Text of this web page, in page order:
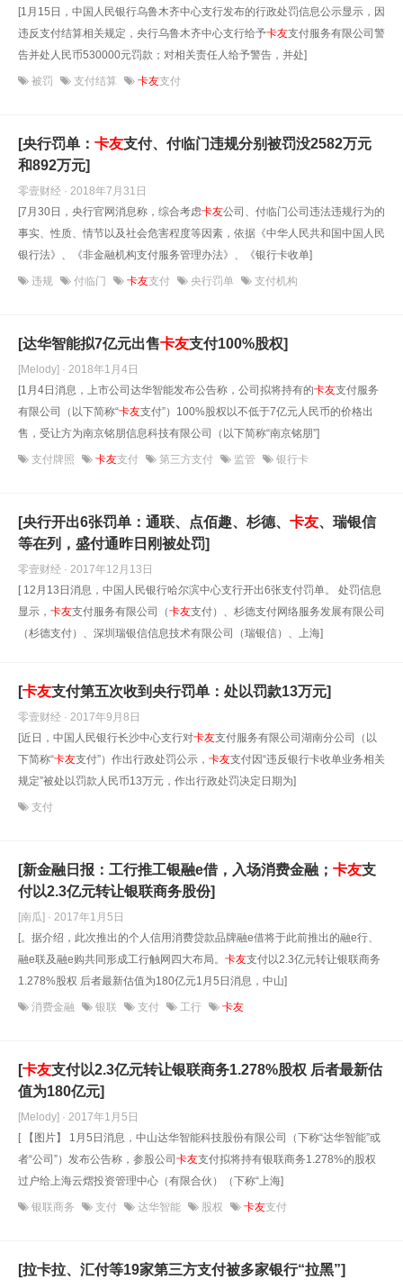
[1月15日，中国人民银行乌鲁木齐中心支行发布的行政处罚信息公示显示，因
违反支付结算相关规定，央行乌鲁木齐中心支行给予卡友支付服务有限公司警
告并处人民币530000元罚款；对相关责任人给予警告，并处]
被罚 支付结算 卡友支付
[央行罚单： 卡友支付、付临门违规分别被罚没2582万元
和892万元]
零壹财经 · 2018年7月31日
[7月30日，央行官网消息称，综合考虑卡友公司、付临门公司违法违规行为的
事实、性质、情节以及社会危害程度等因素，依据《中华人民共和国中国人民
银行法》、《非金融机构支付服务管理办法》、《银行卡收单]
违规 付临门 卡友支付 央行罚单 支付机构
[达华智能拟7亿元出售卡友支付100%股权]
[Melody] · 2018年1月4日
[1月4日消息，上市公司达华智能发布公告称，公司拟将持有的卡友支付服务
有限公司（以下简称“卡友支付”）100%股权以不低于7亿元人民币的价格出
售，受让方为南京铭朋信息科技有限公司（以下简称“南京铭朋”]
支付牌照 卡友支付 第三方支付 监管 银行卡
[央行开出6张罚单：通联、点佰趣、杉德、 卡友、瑞银信
等在列，盛付通昨日刚被处罚]
零壹财经 · 2017年12月13日
[ 12月13日消息，中国人民银行哈尔滨中心支行开出6张支付罚单。 处罚信息
显示， 卡友支付服务有限公司（卡友支付）、杉德支付网络服务发展有限公司
（杉德支付）、深圳瑞银信信息技术有限公司（瑞银信）、上海]
[卡友支付第五次收到央行罚单：处以罚款13万元]
零壹财经 · 2017年9月8日
[近日，中国人民银行长沙中心支行对卡友支付服务有限公司湖南分公司（以
下简称“卡友支付”）作出行政处罚公示， 卡友支付因“违反银行卡收单业务相关
规定”被处以罚款人民币13万元，作出行政处罚决定日期为]
支付
[新金融日报：工行推工银融e借，入场消费金融； 卡友支
付以2.3亿元转让银联商务股份]
[南瓜] · 2017年1月5日
[。据介绍，此次推出的个人信用消费贷款品牌融e借将于此前推出的融e行、
融e联及融e购共同形成工行触网四大布局。 卡友支付以2.3亿元转让银联商务
1.278%股权 后者最新估值为180亿元1月5日消息，中山]
消费金融 银联 支付 工行 卡友
[卡友支付以2.3亿元转让银联商务1.278%股权 后者最新估
值为180亿元]
[Melody] · 2017年1月5日
[ 【图片】 1月5日消息，中山达华智能科技股份有限公司（下称“达华智能”或
者“公司”）发布公告称，参股公司卡友支付拟将持有银联商务1.278%的股权
过户给上海云熠投资管理中心（有限合伙）（下称“上海]
银联商务 支付 达华智能 股权 卡友支付
[拉卡拉、汇付等19家第三方支付被多家银行“拉黑”]